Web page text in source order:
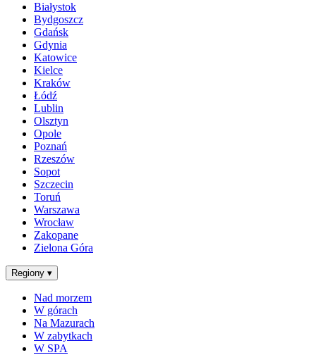
Białystok
Bydgoszcz
Gdańsk
Gdynia
Katowice
Kielce
Kraków
Łódź
Lublin
Olsztyn
Opole
Poznań
Rzeszów
Sopot
Szczecin
Toruń
Warszawa
Wrocław
Zakopane
Zielona Góra
Regiony ▾
Nad morzem
W górach
Na Mazurach
W zabytkach
W SPA